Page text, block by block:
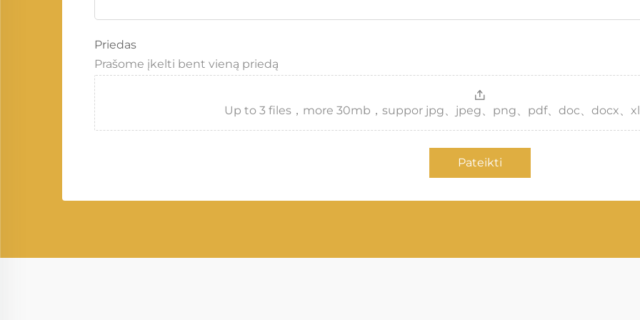
Priedas
Prašome įkelti bent vieną priedą
Up to 3 files，more 30mb，suppor jpg、jpeg、png、pdf、doc、docx、
Pateikti